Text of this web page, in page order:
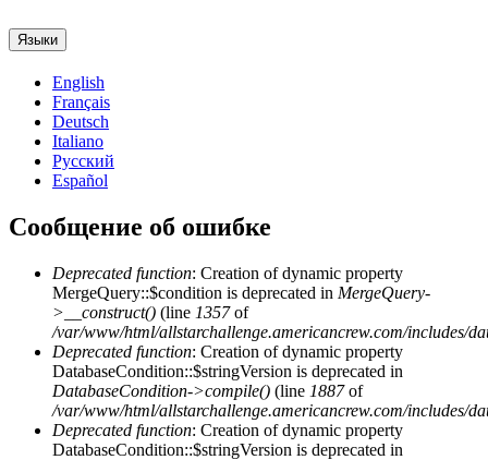
Языки
English
Français
Deutsch
Italiano
Русский
Español
Сообщение об ошибке
Deprecated function: Creation of dynamic property
MergeQuery::$condition is deprecated in MergeQuery-
>__construct() (line 1357of
/var/www/html/allstarchallenge.americancrew.com/includes/
Deprecated function: Creation of dynamic property
DatabaseCondition::$stringVersion is deprecated in
DatabaseCondition->compile() (line 1887of
/var/www/html/allstarchallenge.americancrew.com/includes/
Deprecated function: Creation of dynamic property
DatabaseCondition::$stringVersion is deprecated in